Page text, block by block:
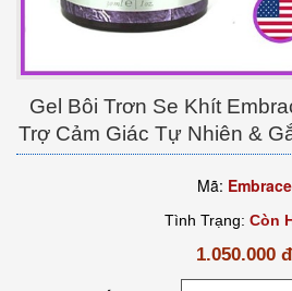
Gel Bôi Trơn Se Khít
Trợ Cảm Giác Tự Nhiên &
Mã: Embrace
Tình Trạng: Còn
1.050.000 đ